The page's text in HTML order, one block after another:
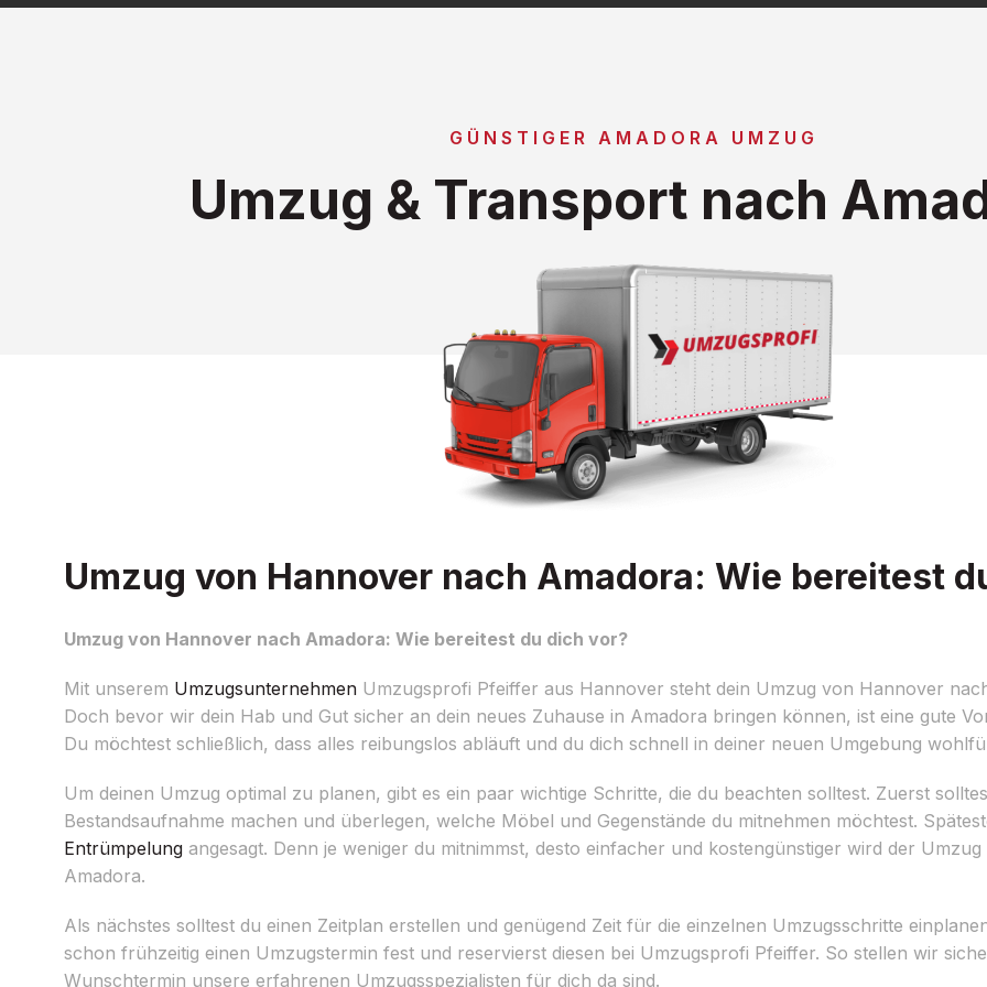
GÜNSTIGER AMADORA UMZUG
Umzug & Transport nach
Umzug von Hannover nach Amadora: Wie bereitest
Umzug von Hannover nach Amadora: Wie bereitest du dich vor?
Mit unserem Umzugsunternehmen Umzugsprofi Pfeiffer aus Hannover steht dein Umzug von Hannover
Doch bevor wir dein Hab und Gut sicher an dein neues Zuhause in Amadora bringen können, ist eine gute
Du möchtest schließlich, dass alles reibungslos abläuft und du dich schnell in deiner neuen Umgebung
Um deinen Umzug optimal zu planen, gibt es ein paar wichtige Schritte, die du beachten solltest. Zuerst
Bestandsaufnahme machen und überlegen, welche Möbel und Gegenstände du mitnehmen möchtest.
Entrümpelung angesagt. Denn je weniger du mitnimmst, desto einfacher und kostengünstiger wird der
Amadora.
Als nächstes solltest du einen Zeitplan erstellen und genügend Zeit für die einzelnen Umzugsschritte
schon frühzeitig einen Umzugstermin fest und reservierst diesen bei Umzugsprofi Pfeiffer. So stellen wir
Wunschtermin unsere erfahrenen Umzugsspezialisten für dich da sind.